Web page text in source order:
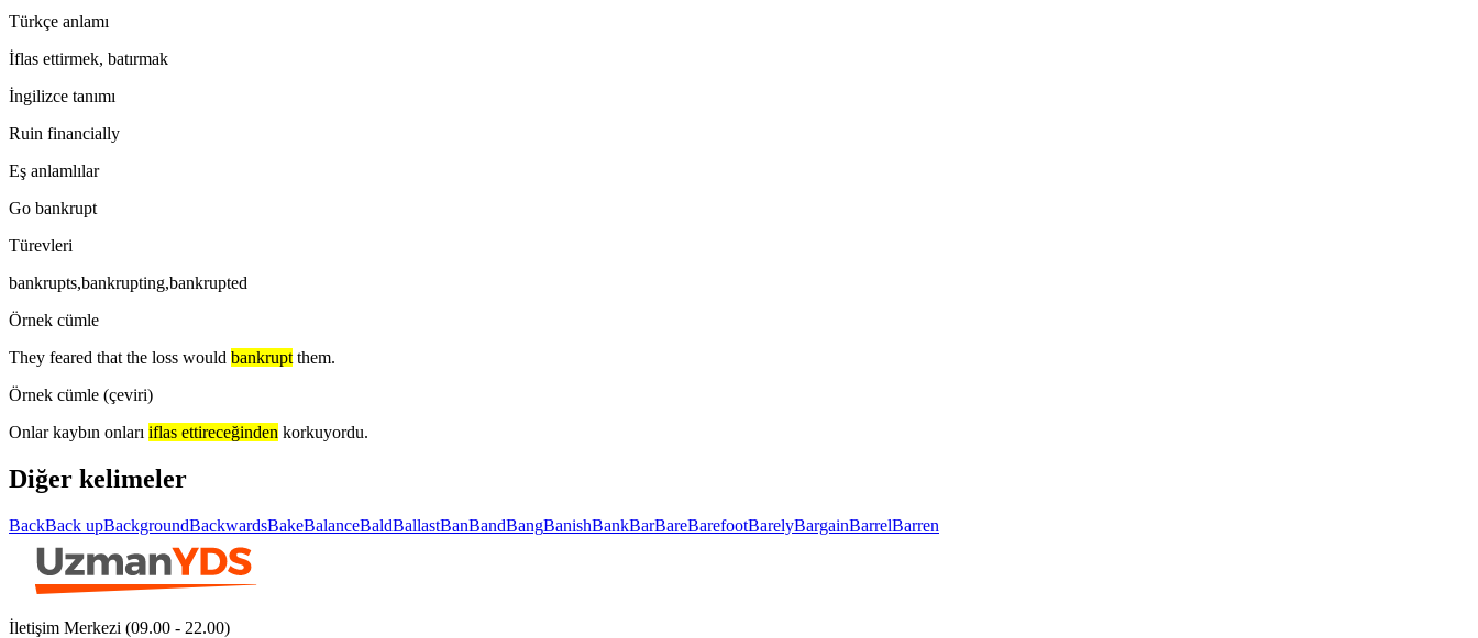
Türkçe anlamı
İflas ettirmek, batırmak
İngilizce tanımı
Ruin financially
Eş anlamlılar
Go bankrupt
Türevleri
bankrupts,bankrupting,bankrupted
Örnek cümle
They feared that the loss would bankrupt them.
Örnek cümle (çeviri)
Onlar kaybın onları iflas ettireceğinden korkuyordu.
Diğer kelimeler
BackBack upBackgroundBackwardsBakeBalanceBaldBallastBanBandBangBanishBankBarBareBarefootBarelyBargainBarrelBarren
İletişim Merkezi (09.00 - 22.00)